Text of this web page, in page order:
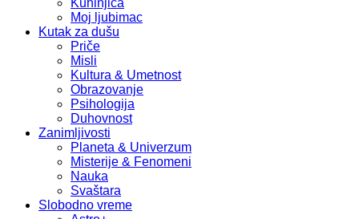
Kuhinjica
Moj ljubimac
Kutak za dušu
Priče
Misli
Kultura & Umetnost
Obrazovanje
Psihologija
Duhovnost
Zanimljivosti
Planeta & Univerzum
Misterije & Fenomeni
Nauka
Svaštara
Slobodno vreme